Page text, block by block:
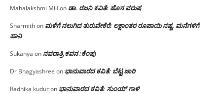
Mahalakshmi MH on ಡಾ. ರಜನಿ ಕವಿತೆ: ಹೊಸ ವರುಷ
Sharmithon ಮಳೆಗೆ ನಲುಗಿದ ತುರುವೇಕೆರೆ: ಲಕ್ಷಾಂತರ ರೂಪಾಯಿ ನಷ್ಟ, ಮನೆಗಳಿಗೆ
ಹಾನಿ
Sukanya on ನವರಾತ್ರಿ ಕವನ :ಕೆಂಪು
Dr Bhagyashree on ಭಾನುವಾರದ ಕವಿತೆ: ಬೆಟ್ಟ ಜಾರಿ
Radhika kuduron ಭಾನುವಾರದ ಕವಿತೆ: ಸುಂಯ್ ಗಾಳಿ